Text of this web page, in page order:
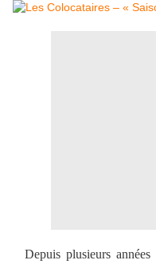
Depuis plusieurs années